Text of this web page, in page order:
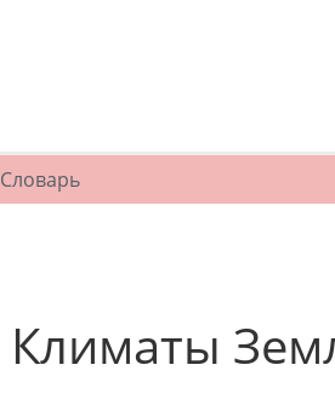
Словарь
Климаты